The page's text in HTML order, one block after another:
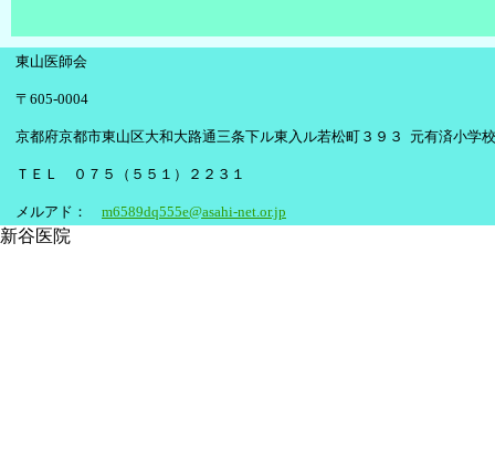
東山医師会
〒605-0004
京都府京都市東山区大和大路通三条下ル東入ル若松町３９３ 元有済小学
ＴＥＬ ０７５（５５１）２２３１
メルアド： m6589dq555e@asahi-net.or.jp
新谷医院